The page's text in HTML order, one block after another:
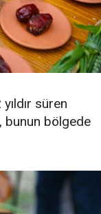
süren
bunun bölgede